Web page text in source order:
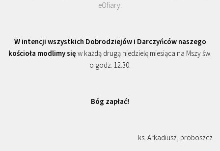
eOfiary.
W intencji wszystkich Dobrodziejów i Darczyńców naszego
kościoła modlimy się w każdą drugą niedzielę miesiąca na Mszy św.
o godz. 12.30.
Bóg zapłać!
ks. Arkadiusz, proboszcz